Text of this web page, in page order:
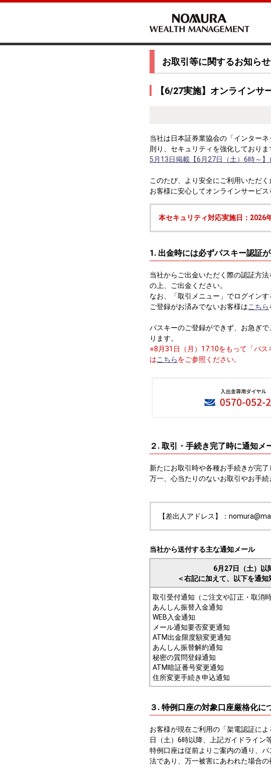
お取引等に関するお知らせ
【6/27実施】オンライン
当社は日本証券業協会の「インター
則り、セキュリティを強化しておりま
5月13日掲載【6月27日（土）6時～
このたび、より安全にご利用いただ
お客様に安心してオンラインサービ
本セキュリティ対応実施日：
1. 出金時には必ずパスキー認証
当社からご出金いただく際の認証方
の上、ご出金ください。
なお、「取引メニュー」でログイン
ご登録がお済みでないお客様はこちら
パスキーのご登録ができず、お急ぎ
ります。
※8月31日（月）17:10をもって「パス
はこちらをご参照ください。
２. 取引・手続き完了時に通知メ
新たにお取引時や各種お手続きが完
万一、心当たりのないお取引やお手
【差出人アドレス】：
当社から送付する主な通知メール
6月27日（土）以
＜右記に加えて、以下を通知
取引受付通知（ご注文や訂正・取消時
あんしん振替入金通知
WEB入金通知
メール通知要否変更通知
ATM出金限度額変更通知
あんしん振替解約通知
秘密の質問登録通知
ATM暗証番号変更通知
住所変更手続き申込通知
３. 特例口座の対象口座厳格化に
お客様が現在ご利用の「架電認証に
日（土）6時以降、上記ガイドライン
特例口座は従前よりご案内の通り、
法であり、万一被害にあわれた場合